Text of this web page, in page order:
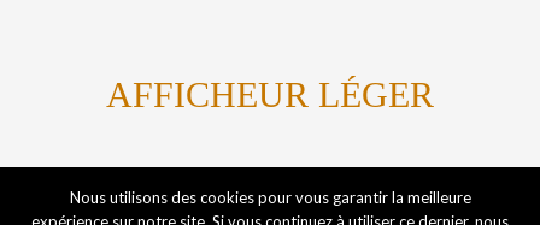
AFFICHEUR LÉGER
Nous utilisons des cookies pour vous garantir la meilleure